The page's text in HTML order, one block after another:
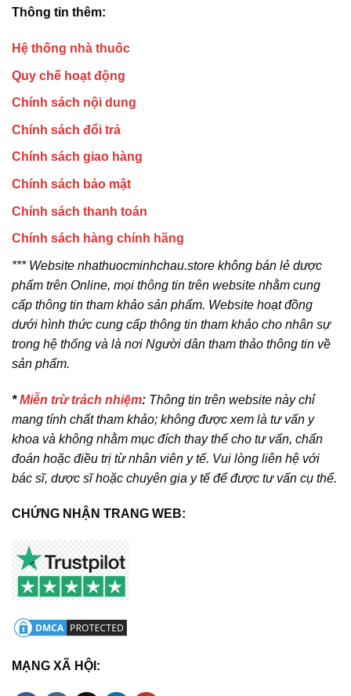
Thông tin thêm:
Hệ thống nhà thuốc
Quy chế hoạt động
Chính sách nội dung
Chính sách đổi trả
Chính sách giao hàng
Chính sách bảo mật
Chính sách thanh toán
Chính sách hàng chính hãng
*** Website nhathuocminhchau.store không bán lẻ dược
phẩm trên Online, mọi thông tin trên website nhằm cung
cấp thông tin tham khảo sản phẩm. Website hoạt đồng
dưới hình thức cung cấp thông tin tham khảo cho nhân sự
trong hệ thống và là nơi Người dân tham thảo thông tin về
sản phẩm.
*Miễn trừ trách nhiệm: Thông tin trên website này chỉ
mang tính chất tham khảo; không được xem là tư vấn y
khoa và không nhằm mục đích thay thế cho tư vấn, chẩn
đoán hoặc điều trị từ nhân viên y tế. Vui lòng liên hệ với
bác sĩ, dược sĩ hoặc chuyên gia y tế để được tư vấn cụ thể.
CHỨNG NHẬN TRANG WEB:
MẠNG XÃ HỘI: